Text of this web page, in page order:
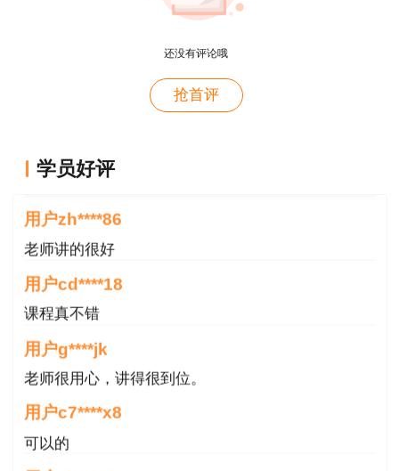
还没有评论哦
抢首评
学员好评
老师讲的深入浅出，风趣幽默。编的记忆口诀也很助
于记忆。
用户zh****86
老师讲的很好
用户cd****18
课程真不错
用户g****jk
老师很用心，讲得很到位。
用户c7****x8
可以的